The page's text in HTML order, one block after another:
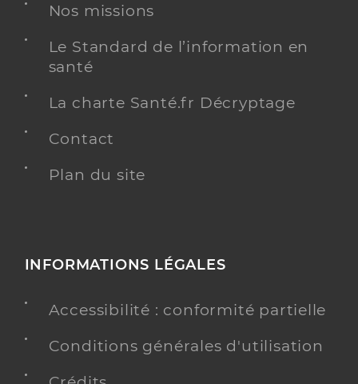
Nos missions
Le Standard de l’information en
santé
La charte Santé.fr Décryptage
Contact
Plan du site
INFORMATIONS LÉGALES
Accessibilité : conformité partielle
Conditions générales d'utilisation